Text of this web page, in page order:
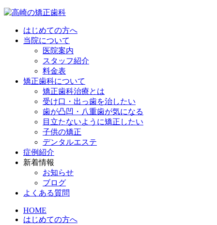
はじめての方へ
当院について
医院案内
スタッフ紹介
料金表
矯正歯科について
矯正歯科治療とは
受け口・出っ歯を治したい
歯が凸凹・八重歯が気になる
目立たないように矯正したい
子供の矯正
デンタルエステ
症例紹介
新着情報
お知らせ
ブログ
よくある質問
HOME
はじめての方へ